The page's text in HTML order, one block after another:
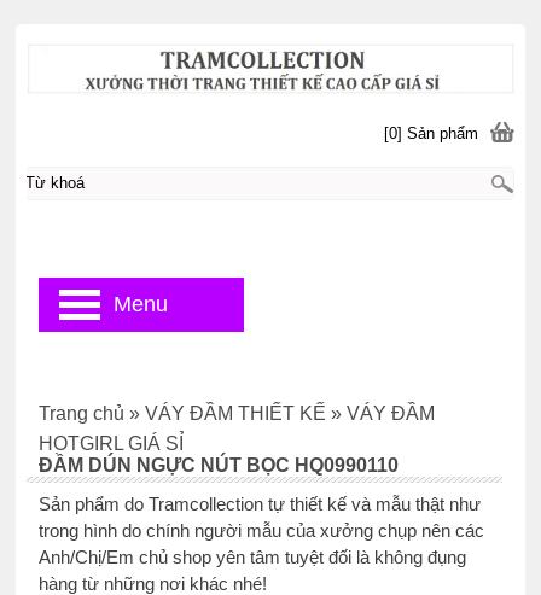
ĐẦM DÚN NGỰC NÚT BỌC HQ0990110
Sản phẩm do Tramcollection tự thiết kế và mẫu thật như
trong hình do chính người mẫu của xưởng chụp nên các
Anh/Chị/Em chủ shop yên tâm tuyệt đối là không đụng
hàng từ những nơi khác nhé!
Trang chủ » VÁY ĐẦM THIẾT KẾ » VÁY ĐẦM
HOTGIRL GIÁ SỈ
[0] Sản phẩm
Menu